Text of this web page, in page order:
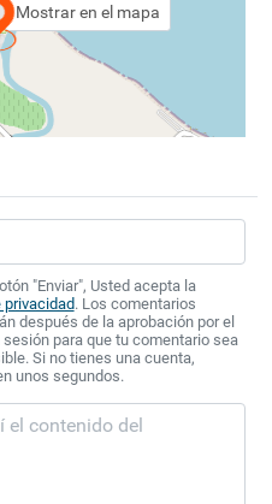
Mostrar en el mapa
"Enviar", Usted acepta la
privacidad. Los comentarios
después de la aprobación por el
para que tu comentario sea
Si no tienes una cuenta,
unos segundos.